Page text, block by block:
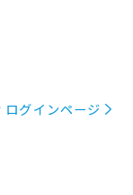
ログインページ